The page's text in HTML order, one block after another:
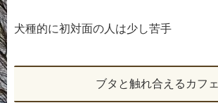
犬種的に初対面の人は少し苦手
ブタと触れ合えるカフェ